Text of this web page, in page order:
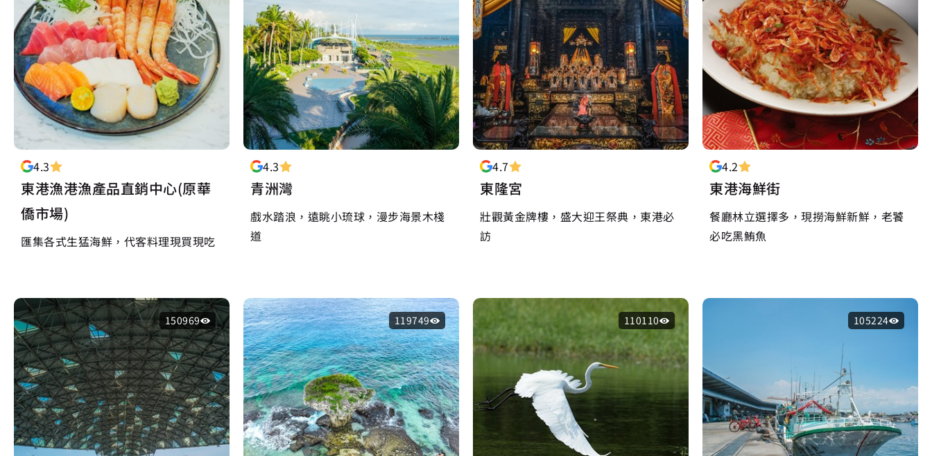
4.3
東港漁港漁產品直銷中心(原華
僑市場)
匯集各式生猛海鮮，代客料理現買現吃
4.3
青洲灣
戲水踏浪，遠眺小琉球，漫步海景木棧
道
4.7
東隆宮
壯觀黃金牌樓，盛大迎王祭典，東港必
訪
4.2
東港海鮮街
餐廳林立選擇多，現撈海鮮新鮮，老饕
必吃黑鮪魚
150969 119749 110110 105224